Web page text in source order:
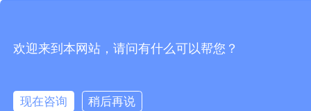
欢迎来到本网站，请问有什么可以帮您？
现在咨询 稍后再说